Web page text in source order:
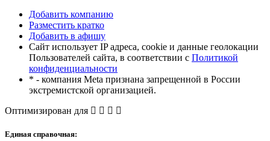
Добавить компанию
Разместить кратко
Добавить в афишу
Сайт использует IP адреса, cookie и данные геолокации
Пользователей сайта, в соответствии с Политикой
конфиденциальности
* - компания Meta признана запрещенной в России
экстремистской организацией.
Оптимизирован для
Единая справочная: